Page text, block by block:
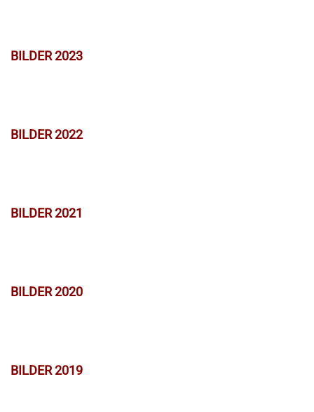
BILDER 2023
BILDER 2022
BILDER 2021
BILDER 2020
BILDER 2019